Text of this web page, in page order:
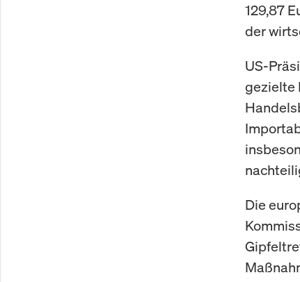
129,87
der
US-
gezielte
Die